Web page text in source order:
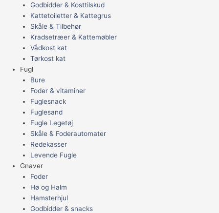
Godbidder & Kosttilskud
Kattetoiletter & Kattegrus
Skåle & Tilbehør
Kradsetræer & Kattemøbler
Vådkost kat
Tørkost kat
Fugl
Bure
Foder & vitaminer
Fuglesnack
Fuglesand
Fugle Legetøj
Skåle & Foderautomater
Redekasser
Levende Fugle
Gnaver
Foder
Hø og Halm
Hamsterhjul
Godbidder & snacks